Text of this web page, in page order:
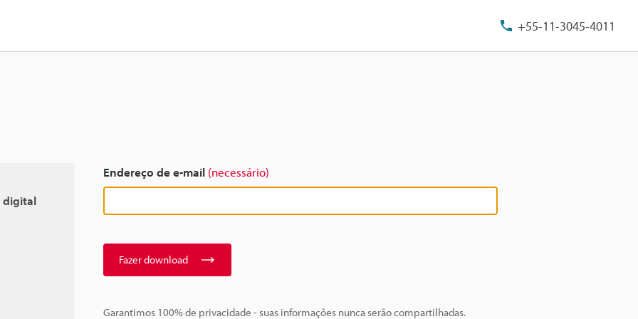
+55-11-3045-4011
digital
Endereço de e-mail (necessário)
Fazer download
Garantimos 100% de privacidade - suas informações nunca serão compartilhadas.